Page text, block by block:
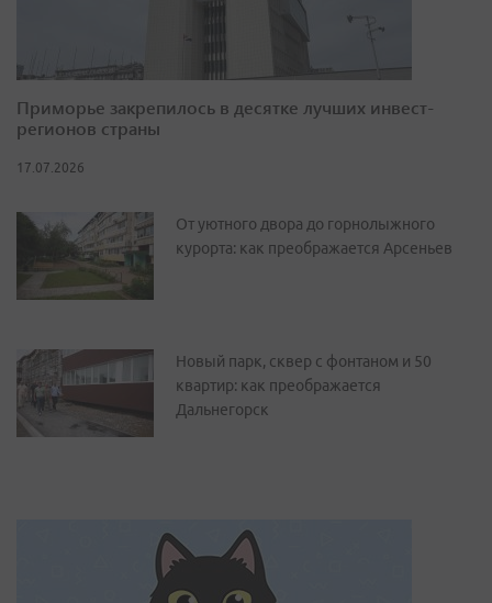
Приморье закрепилось в десятке лучших инвест-
регионов страны
17.07.2026
От уютного двора до горнолыжного
курорта: как преображается Арсеньев
Новый парк, сквер с фонтаном и 50
квартир: как преображается
Дальнегорск